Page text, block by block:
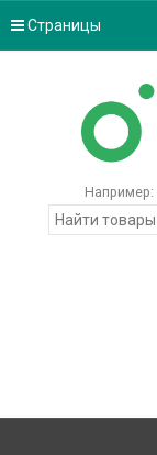
Страницы
Например: